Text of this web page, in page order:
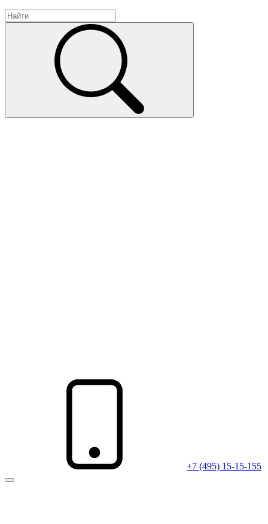
+7 (495) 15-15-155